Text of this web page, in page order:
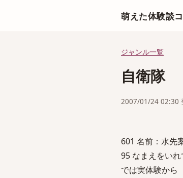
萌えた体験談
ジャンル一覧
自衛隊
2007/01/24 02:30
601 名前：水先
95 なまえをい
では実体験から